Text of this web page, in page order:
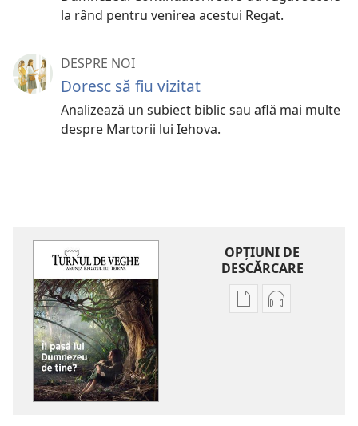
la rând pentru venirea acestui Regat.
DESPRE NOI
Doresc să fiu vizitat
Analizează un subiect biblic sau află mai multe
despre Martorii lui Iehova.
OPŢIUNI DE
DESCĂRCARE
OpțiuniOpțiuni